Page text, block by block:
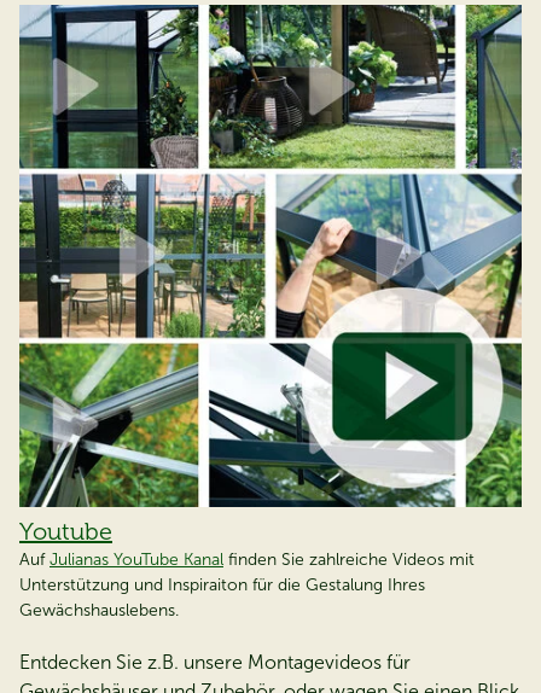
Youtube
AufJulianas YouTube Kanal finden Sie zahlreiche Videos mit
Unterstützung und Inspiraiton für die Gestalung Ihres
Gewächshauslebens.
Entdecken Sie z.B. unsere Montagevideos für